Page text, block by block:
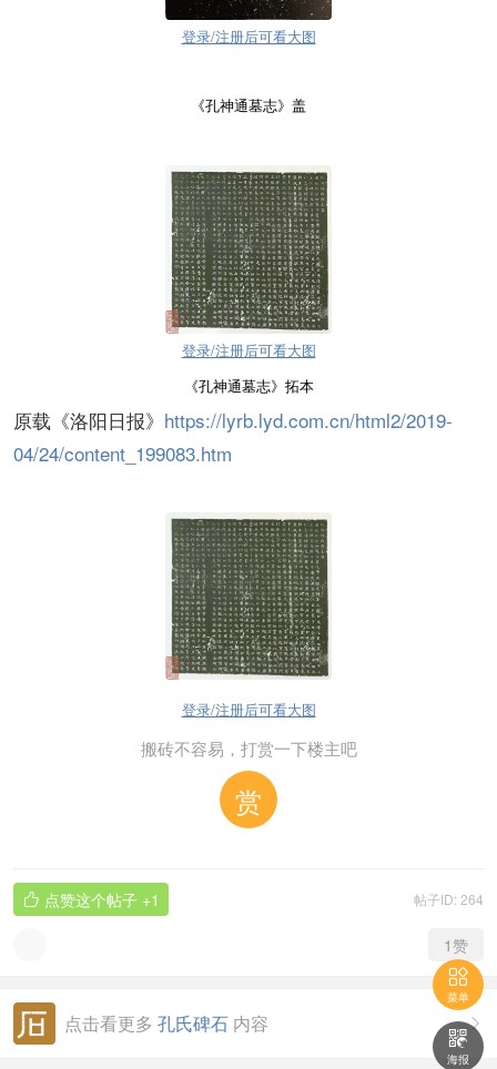
登录/注册后可看大图
《孔神通墓志》盖
登录/注册后可看大图
《孔神通墓志》拓本
原载《洛阳日报》 https://lyrb.lyd.com.cn/html2/2019-
04/24/content_199083.htm
登录/注册后可看大图
搬砖不容易，打赏一下楼主吧
赏
帖子ID: 264
 点赞这个帖子 +1
1赞

点击看更多 孔氏碑石 内容

菜单

海报